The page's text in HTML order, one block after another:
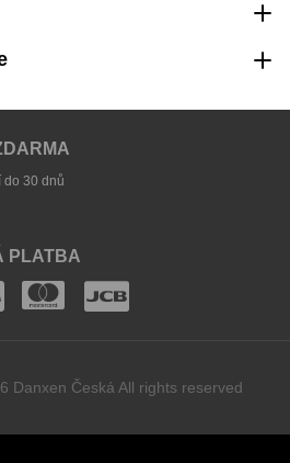
do 30 dnů
PLATBA
Danxen Česká All rights reserved